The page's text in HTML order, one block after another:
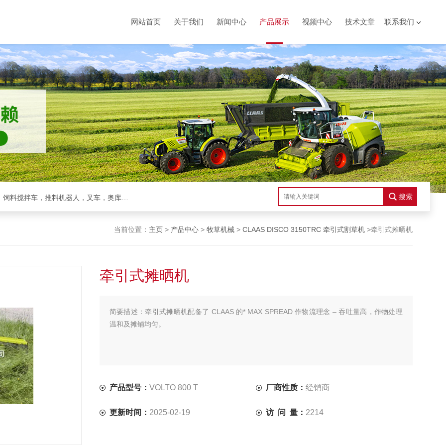
网站首页 关于我们 新闻中心 产品展示 视频中心 技术文章 联系我们
克拉斯全系，收割机，青储机，拖拉机，方包裹包机，饲料搅拌车，推料机器人，叉车，奥库裹包机 搜索
当前位置： 主页> 产品中心> 牧草机械> CLAAS DISCO 3150TRC 牵引式割草机>牵引式摊晒机
牵引式摊晒机
简要描述：牵引式摊晒机配备了 CLAAS 的* MAX SPREAD 作物流理念 – 吞吐量高，作物处理
温和及摊铺均匀。
产品型号： VOLTO 800 T 厂商性质：经销商
更新时间： 2025-02-19 访 问 量： 2214